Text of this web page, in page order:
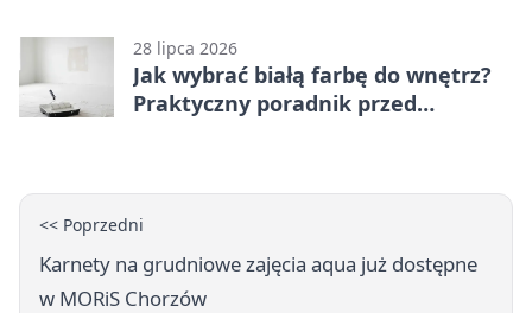
28 lipca 2026
Jak wybrać białą farbę do wnętrz?
Praktyczny poradnik przed
<< Poprzedni
Karnety na grudniowe zajęcia aqua już dostępne
w MORiS Chorzów